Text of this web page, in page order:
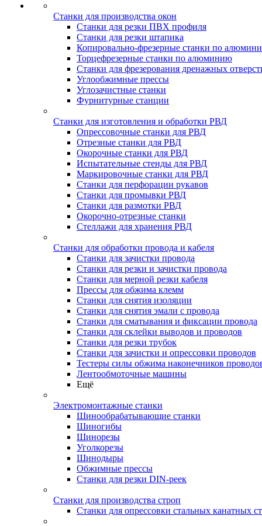
Станки для производства окон
Станки для резки ПВХ профиля
Станки для резки штапика
Копировально-фрезерные станки по
Торцефрезерные станки по алюминию
Станки для фрезерования дренажных
Углообжимные прессы
Углозачистные станки
Фурнитурные станции
Станки для изготовления и обработки РВД
Опрессовочные станки для РВД
Отрезные станки для РВД
Окорочные станки для РВД
Испытательные стенды для РВД
Маркировочные станки для РВД
Станки для перфорации рукавов
Станки для промывки РВД
Станки для размотки РВД
Окорочно-отрезные станки
Стеллажи для хранения РВД
Станки для обработки провода и кабеля
Станки для зачистки провода
Станки для резки и зачистки провода
Станки для мерной резки кабеля
Прессы для обжима клемм
Станки для снятия изоляции
Станки для снятия эмали с провода
Станки для сматывания и фиксации провода
Станки для склейки выводов и проводов
Станки для резки трубок
Станки для зачистки и опрессовки проводов
Тестеры силы обжима наконечников
Лентообмоточные машины
Ещё
Электромонтажные станки
Шинообрабатывающие станки
Шиногибы
Шинорезы
Уголкорезы
Шинодыры
Обжимные прессы
Станки для резки DIN-реек
Станки для производства строп
Станки для опрессовки стальных канатных